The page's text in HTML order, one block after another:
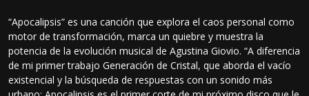
“Apocalipsis” es una canción que explora el caos personal como
motor de transformación, marca un quiebre y muestra la
potencia de la evolución musical de Agustina Giovio. “A diferencia
de mi primer trabajo Generación de Cristal, que aborda el vacío
existencial y la búsqueda de respuestas con un sonido más